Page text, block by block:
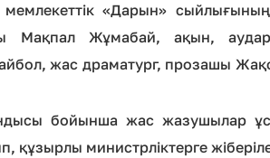
«Дарын»
Мақпал Жұмабай, ақын,
жас драматург, прозашы
бойынша жас жазушылар
құзырлы министрліктерге